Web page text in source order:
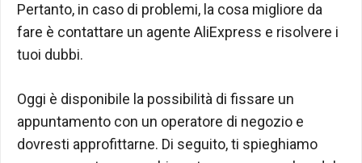
Pertanto, in caso di problemi, la cosa migliore da
fare è contattare un agente AliExpress e risolvere i
tuoi dubbi.
Oggi è disponibile la possibilità di fissare un
appuntamento con un operatore di negozio e
dovresti approfittarne. Di seguito, ti spieghiamo